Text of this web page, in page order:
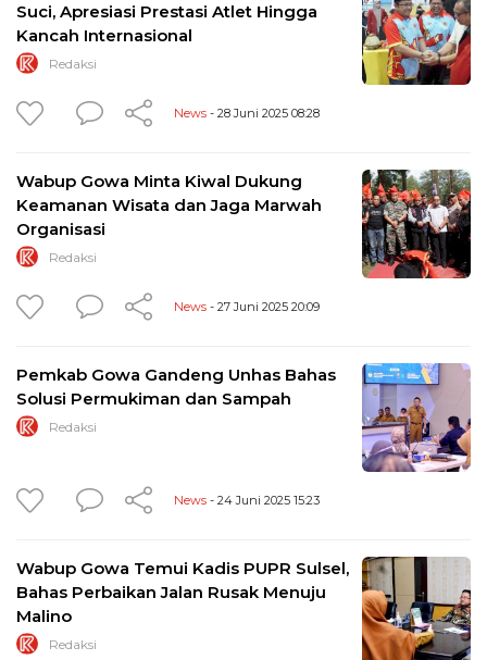
Suci, Apresiasi Prestasi Atlet Hingga
Kancah Internasional
Redaksi
News - 28 Juni 2025 08:28
Wabup Gowa Minta Kiwal Dukung
Keamanan Wisata dan Jaga Marwah
Organisasi
Redaksi
News - 27 Juni 2025 20:09
Pemkab Gowa Gandeng Unhas Bahas
Solusi Permukiman dan Sampah
Redaksi
News - 24 Juni 2025 15:23
Wabup Gowa Temui Kadis PUPR Sulsel,
Bahas Perbaikan Jalan Rusak Menuju
Malino
Redaksi